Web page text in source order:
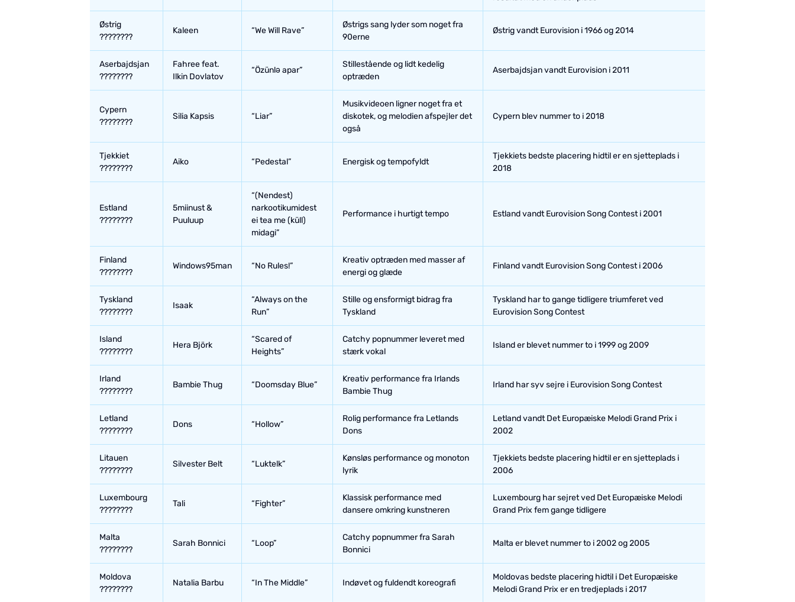
Østrig
????????
Kaleen “We Will Rave”
Østrigs sang lyder som noget fra
90erne
Østrig vandt Eurovision i 1966 og 2014
Aserbajdsjan
????????
Fahree feat.
Ilkin Dovlatov
“Özünlə apar”
Stillestående og lidt kedelig
optræden
Aserbajdsjan vandt Eurovision i 2011
Cypern
????????
Silia Kapsis “Liar”
Musikvideoen ligner noget fra et
diskotek, og melodien afspejler det
også
Cypern blev nummer to i 2018
Tjekkiet
????????
Aiko “Pedestal” Energisk og tempofyldt
Tjekkiets bedste placering hidtil er en sjetteplads i
2018
Estland
????????
5miinust &
Puuluup
“(Nendest)
narkootikumidest
ei tea me (küll)
midagi”
Performance i hurtigt tempo Estland vandt Eurovision Song Contest i 2001
Finland
????????
Windows95man “No Rules!”
Kreativ optræden med masser af
energi og glæde
Finland vandt Eurovision Song Contest i 2006
Tyskland
????????
Isaak
“Always on the
Run”
Stille og ensformigt bidrag fra
Tyskland
Tyskland har to gange tidligere triumferet ved
Eurovision Song Contest
Island
????????
Hera Björk
“Scared of
Heights”
Catchy popnummer leveret med
stærk vokal
Island er blevet nummer to i 1999 og 2009
Irland
????????
Bambie Thug “Doomsday Blue”
Kreativ performance fra Irlands
Bambie Thug
Irland har syv sejre i Eurovision Song Contest
Letland
????????
Dons “Hollow”
Rolig performance fra Letlands
Dons
Letland vandt Det Europæiske Melodi Grand Prix i
2002
Litauen
????????
Silvester Belt “Luktelk”
Kønsløs performance og monoton
lyrik
Tjekkiets bedste placering hidtil er en sjetteplads i
2006
Luxembourg
????????
Tali “Fighter”
Klassisk performance med
dansere omkring kunstneren
Luxembourg har sejret ved Det Europæiske Melodi
Grand Prix fem gange tidligere
Malta
????????
Sarah Bonnici “Loop”
Catchy popnummer fra Sarah
Bonnici
Malta er blevet nummer to i 2002 og 2005
Moldova
????????
Natalia Barbu “In The Middle” Indøvet og fuldendt koreografi
Moldovas bedste placering hidtil i Det Europæiske
Melodi Grand Prix er en tredjeplads i 2017